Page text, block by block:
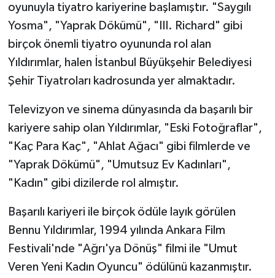
oyunuyla tiyatro kariyerine başlamıştır. "Saygılı
Yosma", "Yaprak Dökümü", "III. Richard" gibi
birçok önemli tiyatro oyununda rol alan
Yıldırımlar, halen İstanbul Büyükşehir Belediyesi
Şehir Tiyatroları kadrosunda yer almaktadır.
Televizyon ve sinema dünyasında da başarılı bir
kariyere sahip olan Yıldırımlar, "Eski Fotoğraflar",
"Kaç Para Kaç", "Ahlat Ağacı" gibi filmlerde ve
"Yaprak Dökümü", "Umutsuz Ev Kadınları",
"Kadın" gibi dizilerde rol almıştır.
Başarılı kariyeri ile birçok ödüle layık görülen
Bennu Yıldırımlar, 1994 yılında Ankara Film
Festivali'nde "Ağrı'ya Dönüş" filmi ile "Umut
Veren Yeni Kadın Oyuncu" ödülünü kazanmıştır.